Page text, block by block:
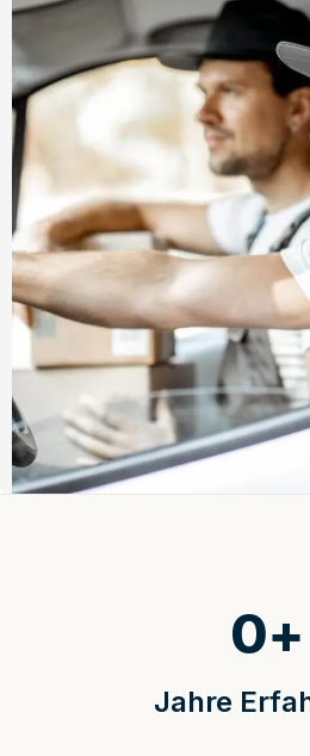
Jahre
0+